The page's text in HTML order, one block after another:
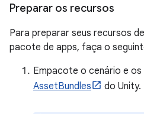
Preparar os recursos
Para preparar seus recursos
pacote de apps, faça o
Empacote o cenário e
AssetBundles
do Unity.